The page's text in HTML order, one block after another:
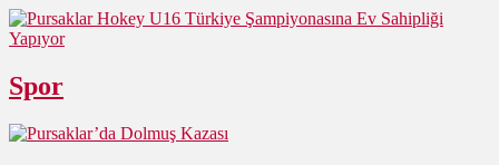
Spor